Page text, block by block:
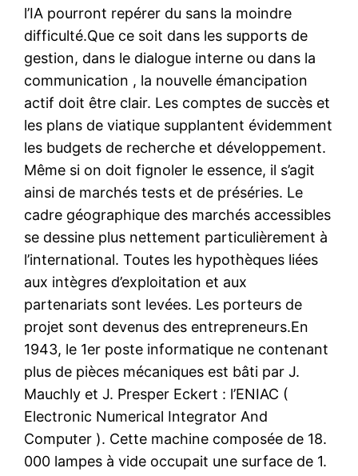
l’IA pourront repérer du sans la moindre
difficulté.Que ce soit dans les supports de
gestion, dans le dialogue interne ou dans la
communication , la nouvelle émancipation
actif doit être clair. Les comptes de succès et
les plans de viatique supplantent évidemment
les budgets de recherche et développement.
Même si on doit fignoler le essence, il s’agit
ainsi de marchés tests et de préséries. Le
cadre géographique des marchés accessibles
se dessine plus nettement particulièrement à
l’international. Toutes les hypothèques liées
aux intègres d’exploitation et aux
partenariats sont levées. Les porteurs de
projet sont devenus des entrepreneurs.En
1943, le 1er poste informatique ne contenant
plus de pièces mécaniques est bâti par J.
Mauchly et J. Presper Eckert : l’ENIAC (
Electronic Numerical Integrator And
Computer ). Cette machine composée de 18.
000 lampes à vide occupait une surface de 1.